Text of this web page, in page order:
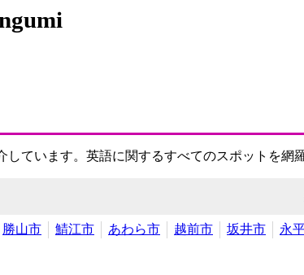
ています。英語に関するすべてのスポットを
勝山市 鯖江市 あわら市 越前市 坂井市 永